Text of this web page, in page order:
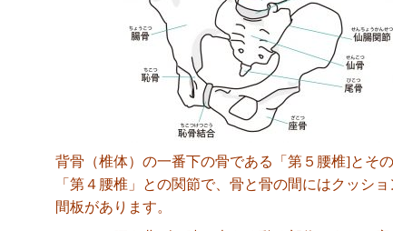
背骨（椎体）の一番下の骨である「第５腰椎]とそ
「第４腰椎」との関節で、骨と骨の間にはクッシ
間板があります。